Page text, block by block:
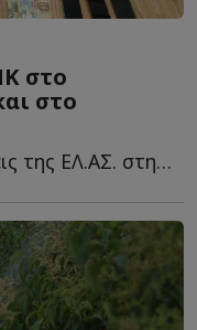
στο
στο
Δύο διαφορετικές επιχειρήσεις της ΕΛ.ΑΣ. στην Αττική ο...